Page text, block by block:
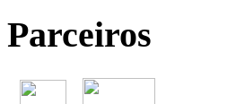
Parceiros